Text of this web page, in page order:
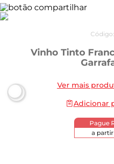
Código:
Vinho Tinto
Ver mais
Adicionar
Pague
a